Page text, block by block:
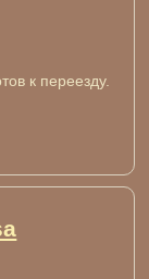
к переезду.